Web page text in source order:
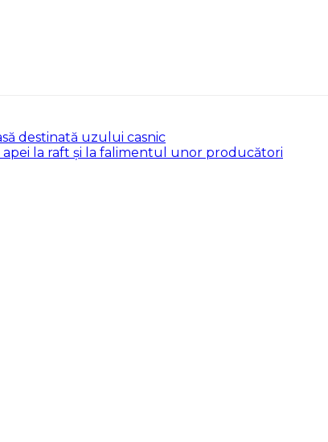
destinată uzului casnic
la raft și la falimentul unor producători